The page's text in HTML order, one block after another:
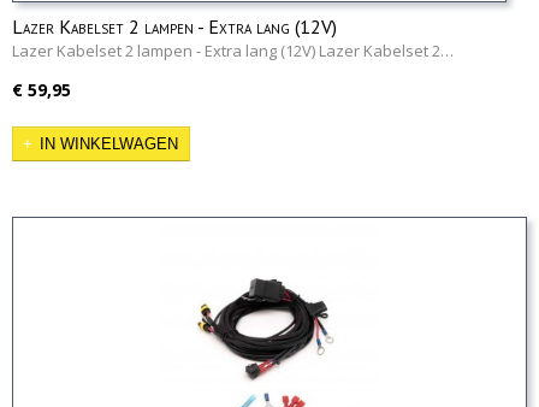
Lazer Kabelset 2 lampen - Extra lang (12V)
Lazer Kabelset 2 lampen - Extra lang (12V) Lazer Kabelset 2…
€ 59,95
IN WINKELWAGEN